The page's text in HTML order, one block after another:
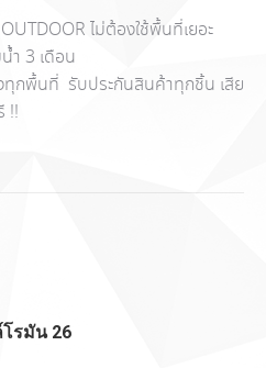
OUTDOOR ไม่ต้องใช้พื้นที่เยอะ
ำ 3 เดือน
ทุกพื้นที่ รับประกันสินค้าทุกชิ้น เสีย
!!
รมัน 26